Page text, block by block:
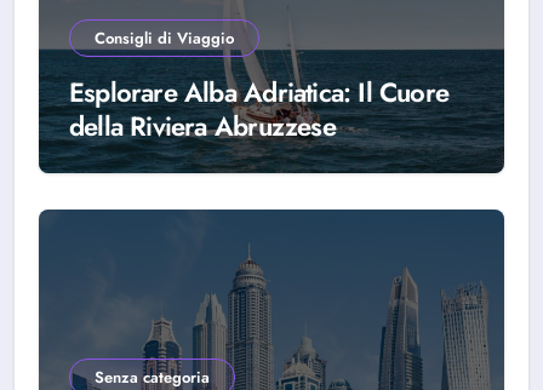
Consigli di Viaggio
Esplorare Alba Adriatica: Il Cuore
della Riviera Abruzzese
Senza categoria